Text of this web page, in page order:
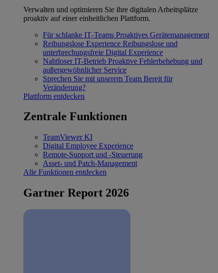
Verwalten und optimieren Sie ihre digitalen Arbeitsplätze
proaktiv auf einer einheitlichen Plattform.
Für schlanke IT‐Teams Proaktives Gerätemanagement
Reibungslose Experience Reibungslose und
unterbrechungsfreie Digital Experience
Nahtloser IT-Betrieb Proaktive Fehlerbehebung und
außergewöhnlicher Service
Sprechen Sie mit unserem Team Bereit für
Veränderung?
Plattform entdecken
Zentrale Funktionen
TeamViewer KI
Digital Employee Experience
Remote-Support und -Steuerung
Asset- und Patch-Management
Alle Funktionen entdecken
Gartner Report 2026